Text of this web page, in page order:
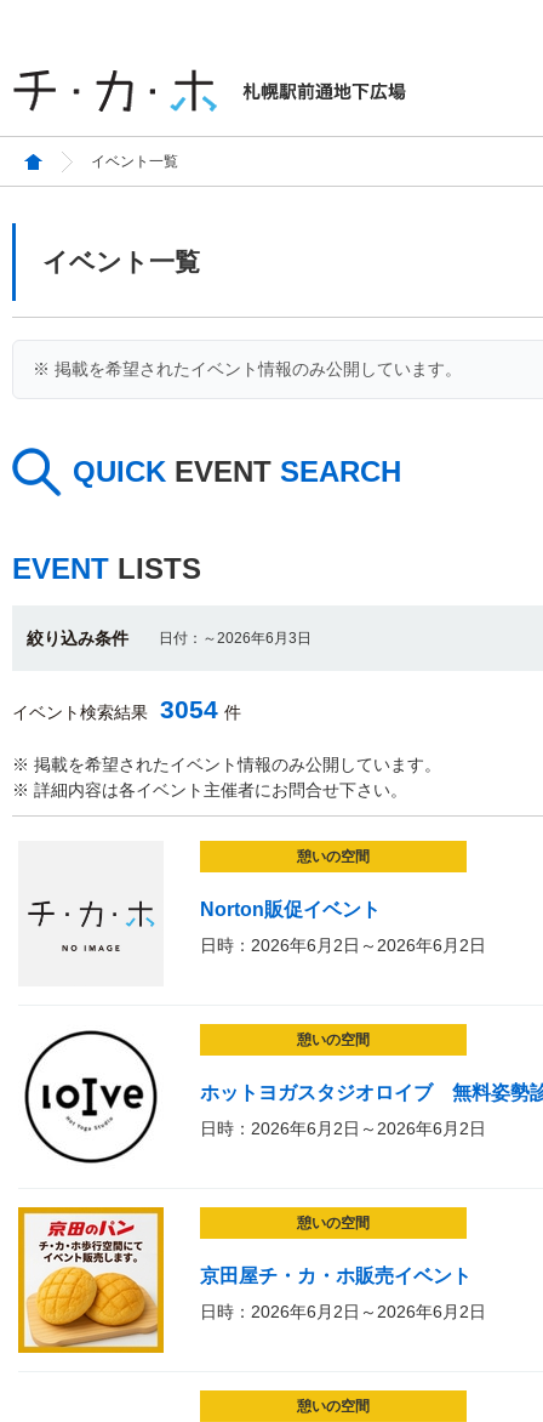
イベント一覧
イベント一覧
※ 掲載を希望されたイベント情報のみ公開しています。
QUICK EVENT SEARCH
EVENT LISTS
絞り込み条件 日付：～2026年6月3日
イベント検索結果 3054 件
※ 掲載を希望されたイベント情報のみ公開しています。
※ 詳細内容は各イベント主催者にお問合せ下さい。
憩いの空間
Norton販促イベント
日時：2026年6月2日～2026年6月2日
憩いの空間
ホットヨガスタジオロイブ 無料姿勢
日時：2026年6月2日～2026年6月2日
憩いの空間
京田屋チ・カ・ホ販売イベント
日時：2026年6月2日～2026年6月2日
憩いの空間